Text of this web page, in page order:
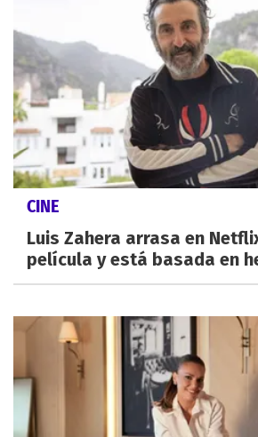
CINE
Luis Zahera arrasa en
película y está basada en